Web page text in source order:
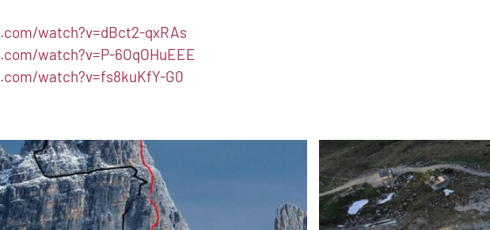
watch?v=dBct2-qxRAs
watch?v=P-6OqOHuEEE
watch?v=fs8kuKfY-G0